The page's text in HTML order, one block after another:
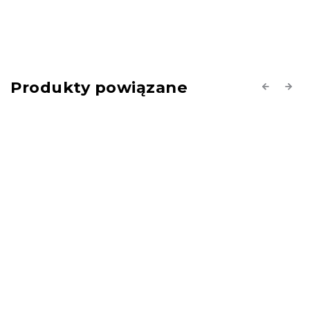
Produkty powiązane Previous
Next